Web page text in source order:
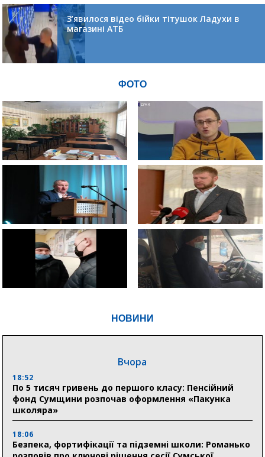
НОВИНИ
Вчора
18:52
По 5 тисяч гривень до першого класу: Пенсійний
фонд Сумщини розпочав оформлення «Пакунка
школяра»
18:06
Безпека, фортифікації та підземні школи: Романько
З’явилося відео бійки тітушок Ладухи в
магазині АТБ
ФОТО